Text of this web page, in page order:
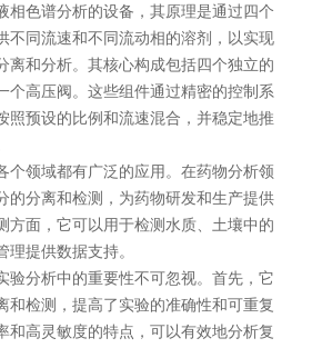
相色谱分析的设备，其原理是通过四个
不同流速和不同流动相的溶剂，以实现
离和分析。其核心构成包括四个独立的
个高压阀。这些组件通过精密的控制系
照预设的比例和流速混合，并稳定地推
领域都有广泛的应用。在药物分析领
的分离和检测，为药物研发和生产提供
方面，它可以用于检测水质、土壤中的
提供数据支持。
分析中的重要性不可忽视。首先，它
和检测，提高了实验的准确性和可重复
和高灵敏度的特点，可以有效地分析复